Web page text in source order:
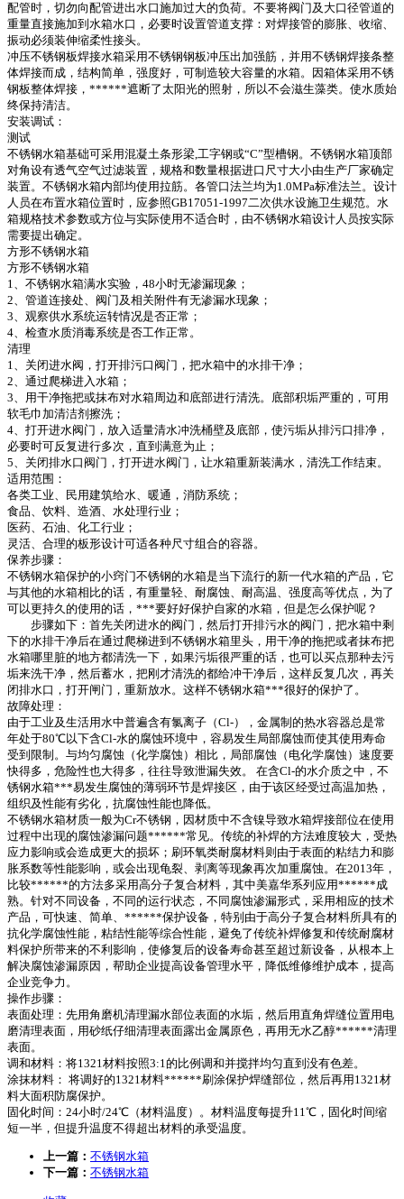
配管时，切勿向配管进出水口施加过大的负荷。不要将阀门及大口径管道的
重量直接施加到水箱水口，必要时设置管道支撑：对焊接管的膨胀、收缩、
振动必须装伸缩柔性接头。
冲压不锈钢板焊接水箱采用不锈钢钢板冲压出加强筋，并用不锈钢焊接条整
体焊接而成，结构简单，强度好，可制造较大容量的水箱。因箱体采用不锈
钢板整体焊接，******遮断了太阳光的照射，所以不会滋生藻类。使水质始
终保持清洁。
安装调试：
测试
不锈钢水箱基础可采用混凝土条形梁,工字钢或“C”型槽钢。不锈钢水箱顶部
对角设有透气空气过滤装置，规格和数量根据进口尺寸大小由生产厂家确定
装置。不锈钢水箱内部均使用拉筋。各管口法兰均为1.0MPa标准法兰。设计
人员在布置水箱位置时，应参照GB17051-1997二次供水设施卫生规范。水
箱规格技术参数或方位与实际使用不适合时，由不锈钢水箱设计人员按实际
需要提出确定。
方形不锈钢水箱
方形不锈钢水箱
1、不锈钢水箱满水实验，48小时无渗漏现象；
2、管道连接处、阀门及相关附件有无渗漏水现象；
3、观察供水系统运转情况是否正常；
4、检查水质消毒系统是否工作正常。
清理
1、关闭进水阀，打开排污口阀门，把水箱中的水排干净；
2、通过爬梯进入水箱；
3、用干净拖把或抹布对水箱周边和底部进行清洗。底部积垢严重的，可用
软毛巾加清洁剂擦洗；
4、打开进水阀门，放入适量清水冲洗桶壁及底部，使污垢从排污口排净，
必要时可反复进行多次，直到满意为止；
5、关闭排水口阀门，打开进水阀门，让水箱重新装满水，清洗工作结束。
适用范围：
各类工业、民用建筑给水、暖通，消防系统；
食品、饮料、造酒、水处理行业；
医药、石油、化工行业；
灵活、合理的板形设计可适各种尺寸组合的容器。
保养步骤：
不锈钢水箱保护的小窍门不锈钢的水箱是当下流行的新一代水箱的产品，它
与其他的水箱相比的话，有重量轻、耐腐蚀、耐高温、强度高等优点，为了
可以更持久的使用的话，***要好好保护自家的水箱，但是怎么保护呢？
步骤如下：首先关闭进水的阀门，然后打开排污水的阀门，把水箱中剩
下的水排干净后在通过爬梯进到不锈钢水箱里头，用干净的拖把或者抹布把
水箱哪里脏的地方都清洗一下，如果污垢很严重的话，也可以买点那种去污
垢来洗干净，然后蓄水，把刚才清洗的都给冲干净后，这样反复几次，再关
闭排水口，打开闸门，重新放水。这样不锈钢水箱***很好的保护了。
故障处理：
由于工业及生活用水中普遍含有氯离子（Cl-），金属制的热水容器总是常
年处于80℃以下含Cl-水的腐蚀环境中，容易发生局部腐蚀而使其使用寿命
受到限制。与均匀腐蚀（化学腐蚀）相比，局部腐蚀（电化学腐蚀）速度要
快得多，危险性也大得多，往往导致泄漏失效。 在含Cl-的水介质之中，不
锈钢水箱***易发生腐蚀的薄弱环节是焊接区，由于该区经受过高温加热，
组织及性能有劣化，抗腐蚀性能也降低。
不锈钢水箱材质一般为Cr不锈钢，因材质中不含镍导致水箱焊接部位在使用
过程中出现的腐蚀渗漏问题******常见。传统的补焊的方法难度较大，受热
应力影响或会造成更大的损坏；刷环氧类耐腐材料则由于表面的粘结力和膨
胀系数等性能影响，或会出现龟裂、剥离等现象再次加重腐蚀。在2013年，
比较******的方法多采用高分子复合材料，其中美嘉华系列应用******成
熟。针对不同设备，不同的运行状态，不同腐蚀渗漏形式，采用相应的技术
产品，可快速、简单、******保护设备，特别由于高分子复合材料所具有的
抗化学腐蚀性能，粘结性能等综合性能，避免了传统补焊修复和传统耐腐材
料保护所带来的不利影响，使修复后的设备寿命甚至超过新设备，从根本上
解决腐蚀渗漏原因，帮助企业提高设备管理水平，降低维修维护成本，提高
企业竞争力。
操作步骤：
表面处理：先用角磨机清理漏水部位表面的水垢，然后用直角焊缝位置用电
磨清理表面，用砂纸仔细清理表面露出金属原色，再用无水乙醇******清理
表面。
调和材料：将1321材料按照3:1的比例调和并搅拌均匀直到没有色差。
涂抹材料： 将调好的1321材料******刷涂保护焊缝部位，然后再用1321材
料大面积防腐保护。
固化时间：24小时/24℃（材料温度）。材料温度每提升11℃，固化时间缩
短一半，但提升温度不得超出材料的承受温度。
上一篇： 不锈钢水箱
下一篇： 不锈钢水箱